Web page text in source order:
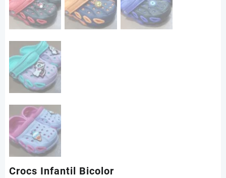
Crocs Infantil Bicolor